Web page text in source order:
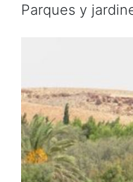
Parques y